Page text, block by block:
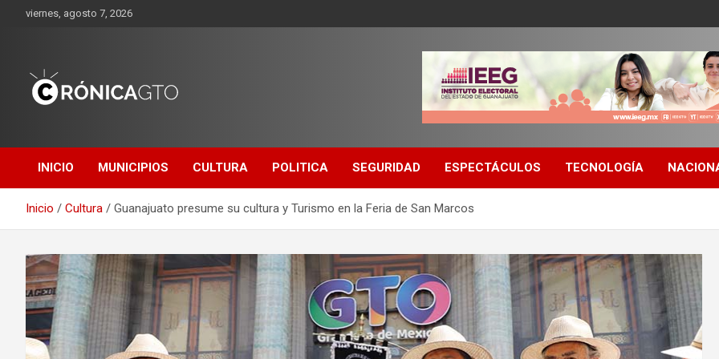
viernes, agosto 7, 2026
GUANAJUATO
INICIO MUNICIPIOS CULTURA POLITICA SEGURIDAD ESPECTÁCULOS TECNOLOGÍA
Inicio Cultura Guanajuato presume su cultura y Turismo en la Feria de San Marcos